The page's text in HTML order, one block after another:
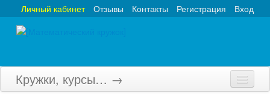
Вход
Регистрация
Контакты
Отзывы
Личный кабинет
Кружки, курсы… →